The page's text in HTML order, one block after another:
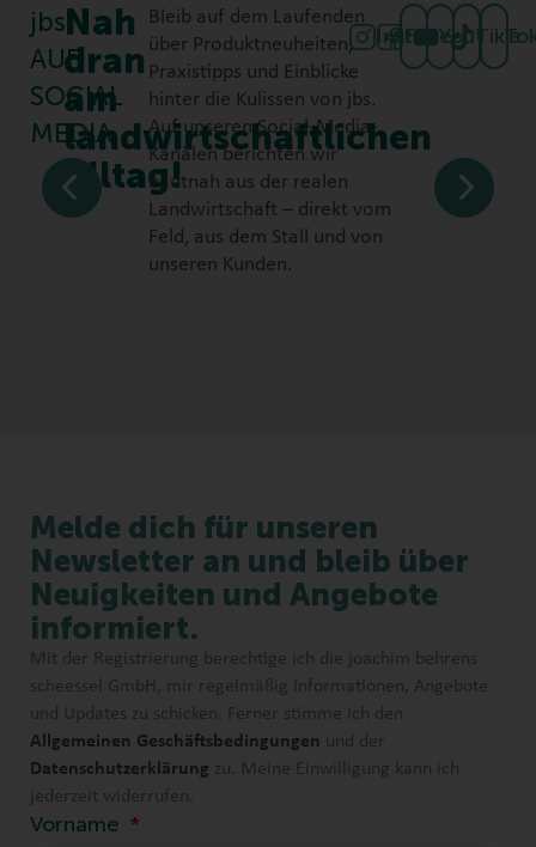
jbs
AUF
SOCIAL
MEDIA
Nah
dran
am
landwirtschaftlichen
Alltag!
Bleib auf dem Laufenden
über Produktneuheiten,
Praxistipps und Einblicke
hinter die Kulissen von jbs.
Auf unseren Social-Media-
Kanälen berichten wir
hautnah aus der realen
Landwirtschaft – direkt vom
Feld, aus dem Stall und von
unseren Kunden.
Instagram
Facebook
Youtube
Melde dich für unseren
Newsletter an und bleib über
Neuigkeiten und Angebote
informiert.
Mit der Registrierung berechtige ich die joachim behrens
scheessel GmbH, mir regelmäßig Informationen, Angebote
und Updates zu schicken. Ferner stimme ich den
Allgemeinen Geschäftsbedingungen
und der
Datenschutzerklärung zu. Meine Einwilligung kann ich
jederzeit widerrufen.
Vorname